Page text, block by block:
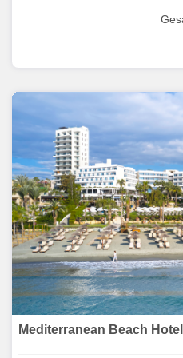
Mediterranean Beach Hotel